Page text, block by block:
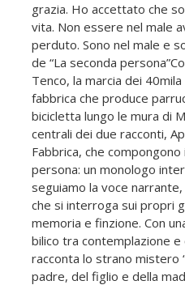
grazia. Ho accettato che
vita. Non essere nel male
perduto. Sono nel male e
de “La seconda
Tenco, la marcia dei
fabbrica che produce
bicicletta lungo le mura di
centrali dei due racconti,
Fabbrica, che
persona: un monologo
seguiamo la voce
che si interroga sui propri
memoria e finzione. Con
bilico tra contemplazione
racconta lo strano mistero
padre, del figlio e della